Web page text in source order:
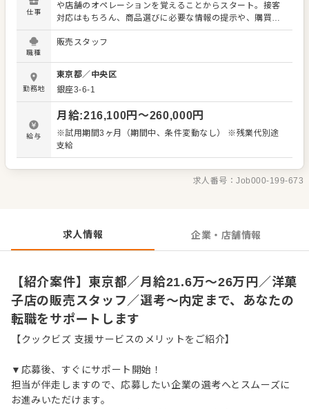
仕事
や店舗のオペレーションを覚えることからスタート。接客
対応はもちろん、商品選びに必要な情報の提示や、購買意
欲を掻き立てるような陳列にもチャレンジをお願いしま
す！ お店の顔として、お客さまから直接感謝の言葉をいた
す。内容は店舗メンバーに共有しながら、よりよいお店づ
くりを心がけてください。オペレーション改善などのアイ
デアも大歓迎です。 【具体的には…】 ・商品の陳列、POP
作成 ・商品説明やご提案 ・レジ会計、商品お渡し ・清
掃、開店閉店業務 など 入社後はスキルに合わせた業務か
らお任せしますので、徐々に仕事の幅を広げていきましょ
う。成長をしっかりサポートしますので、経験に関わらず
ップなどもめざせます。
職種
販売スタッフ
勤務地
東京都／ 中央区
銀座3-6-1
給与
月給:216,100円〜260,000円
※試用期間3ヶ月（期間中、条件変動なし） ※残業代別途
支給
求人番号：Job000-199-673
求人情報 企業・店舗情報
【紹介案件】東京都／月給21.6万～26万円／洋菓
子店の販売スタッフ／選考～内定まで、あなたの
転職をサポートします
【クックビズ 支援サービスのメリットをご紹介】
▼応募後、すぐにサポート開始！
担当が伴走しますので、応募したい企業の選考へとスムーズに
お進みいただけます。